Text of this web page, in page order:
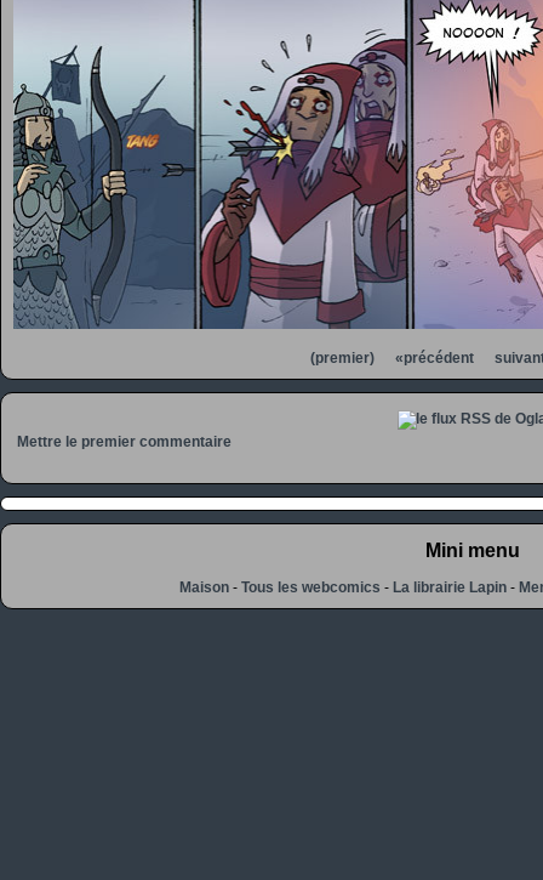
(premier) «précédent
Mettre le premier commentaire
Mini menu
Maison -Tous les webcomics -La librairie Lapin -